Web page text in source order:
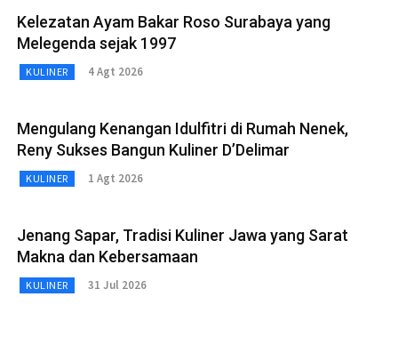
Kelezatan Ayam Bakar Roso Surabaya yang
Melegenda sejak 1997
KULINER 4 Agt 2026
Mengulang Kenangan Idulfitri di Rumah Nenek,
Reny Sukses Bangun Kuliner D’Delimar
KULINER 1 Agt 2026
Jenang Sapar, Tradisi Kuliner Jawa yang Sarat
Makna dan Kebersamaan
KULINER 31 Jul 2026